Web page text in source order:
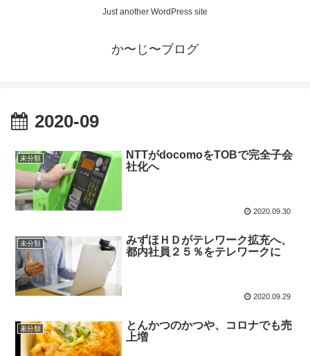
Just another WordPress site
か〜じ〜ブログ
2020-09
未分類
NTTがdocomoをTOBで完全子会
社化へ
2020.09.30
未分類
みずほＨＤがテレワーク拡充へ、
都内社員２５％をテレワークに
2020.09.29
未分類
とんかつのかつや、コロナでも売
上増